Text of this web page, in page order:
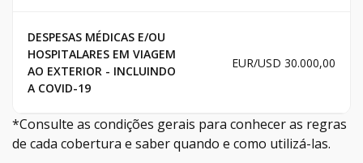
DESPESAS MÉDICAS E/OU
HOSPITALARES EM VIAGEM
AO EXTERIOR - INCLUINDO
A COVID-19
EUR/USD 30.000,00
*Consulte as condições gerais para conhecer as regras
de cada cobertura e saber quando e como utilizá-las.